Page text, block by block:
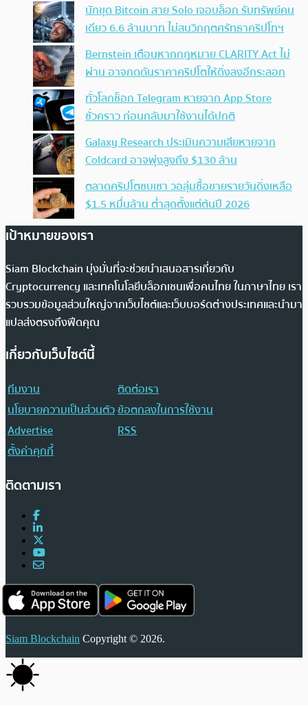
นักขุด Bitcoin สาย Solo เจอบล็อก รับทรัพย์คน
เดียว 6.6 ล้านบาท ไม่สนวิกฤตศรัทธาคริปโทฯ
Bernstein เตือนหากกฎหมาย CLARITY Act ไม่
ผ่าน อาจกดดันราคาคริปโตให้ดิ่งลงอีกระลอก
ทั่วโลกช็อก Telegram หายจาก App Store
ชั่วคราว ก่อนกลับมาใช้งานได้ปกติ
Galaxy Research ประเมินความเสียหายจาก
Coldcard อาจพุ่งสูงถึง $130 ล้าน
ตลาดคริปโตซบเซา วอลุ่มซื้อขายรายวันดิ่งเหลือ
$1.5 หมื่นล้าน ต่ำสุดตั้งแต่ต้นปี 2026
เป้าหมายของเรา
Siam Blockchain มุ่งมั่นที่จะช่วยนำเสนอสารเกี่ยวกับ
Cryptocurrency และเทคโนโลยีบล็อกเชนเพื่อคนไทย ในภาษาไทย เรา
รวบรวมข้อมูลส่วนใหญ่จากเว็บไซต์และเว็บบอร์ดต่างประเทศและนำมา
แปลส่งตรงถึงฟีดคุณ
เกี่ยวกับเว็บไซต์นี้
ทีมงาน
ติดต่อเรา
นโยบายความเป็นส่วนตัวข้อตกลงในการใช้งาน
Advertise
RSS
ตั้งค่าคุกกี้
ติดตามเรา
Siam Blockchain Copyright © 2026.